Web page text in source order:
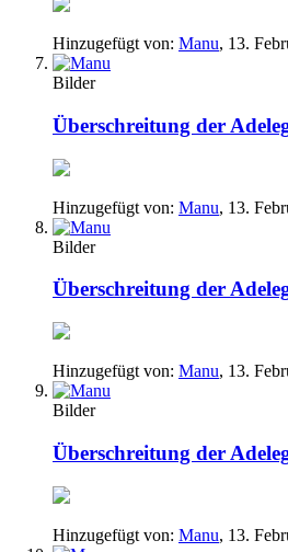
Hinzugefügt von: Manu, 13.
Bilder
Überschreitung der
Hinzugefügt von: Manu, 13.
Bilder
Überschreitung der
Hinzugefügt von: Manu, 13.
Bilder
Überschreitung der
Hinzugefügt von: Manu, 13.